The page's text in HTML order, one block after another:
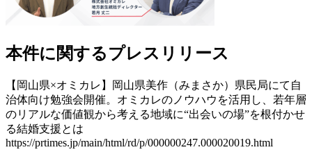
本件に関するプレスリリース
【岡山県×オミカレ】岡山県美作（みまさか）県民局にて自
治体向け勉強会開催。オミカレのノウハウを活用し、若年層
のリアルな価値観から考える地域に“出会いの場”を根付かせ
る結婚支援とは
https://prtimes.jp/main/html/rd/p/000000247.000020019.html